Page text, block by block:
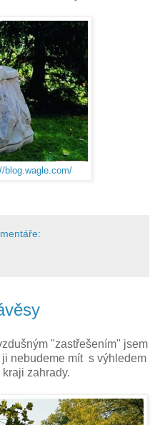
blog.wagle.com/
"zastřešením" jsem
ji nebudeme mít s výhledem
zahrady.